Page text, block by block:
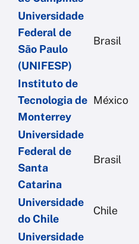
Universidade
Federal de
São Paulo
(UNIFESP)
Brasil
Instituto de
Tecnologia de
Monterrey
México
Universidade
Federal de
Santa
Catarina
Brasil
Universidade
do Chile
Chile
Universidade